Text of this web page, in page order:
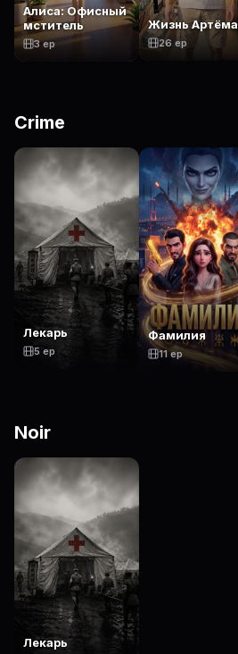
Алиса: Офисный
мститель
3 ep
Жизнь Артёма
26 ep
Crime
Лекарь
5 ep
Фамилия
11 ep
Noir
Лекарь